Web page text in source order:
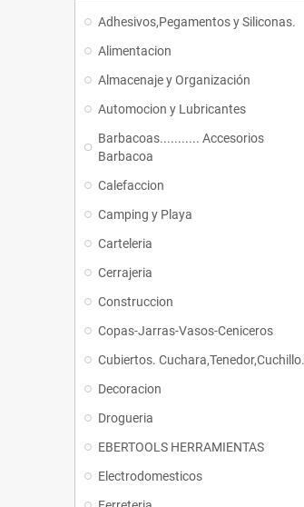
Adhesivos,Pegamentos y Siliconas.
Alimentacion
Almacenaje y Organización
Automocion y Lubricantes
Barbacoas........... Accesorios
Barbacoa
Calefaccion
Camping y Playa
Carteleria
Cerrajeria
Construccion
Copas-Jarras-Vasos-Ceniceros
Cubiertos. Cuchara,Tenedor,Cuchillo.
Decoracion
Drogueria
EBERTOOLS HERRAMIENTAS
Electrodomesticos